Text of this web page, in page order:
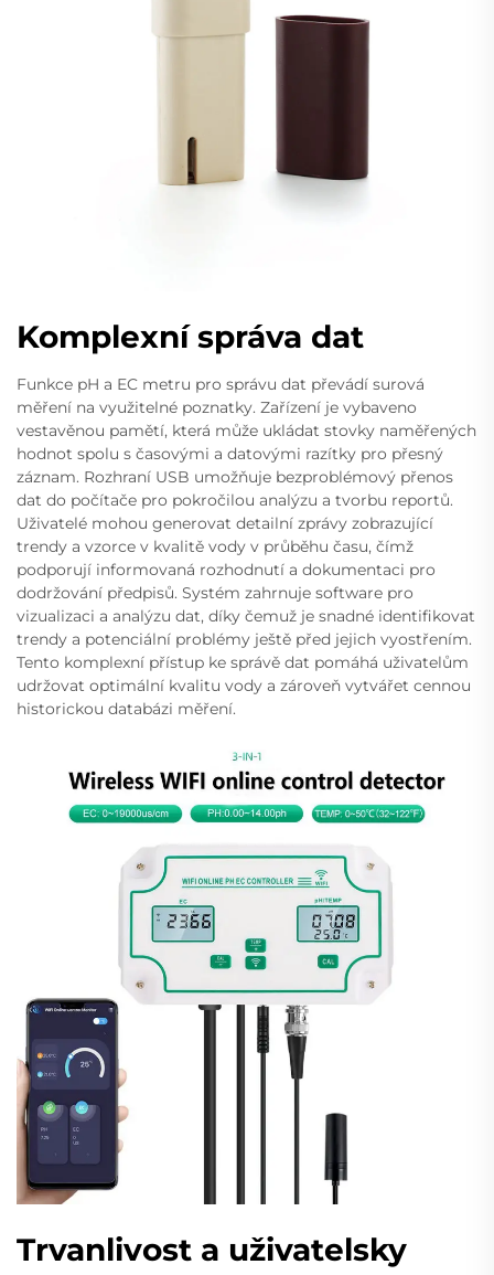
Komplexní správa dat
Funkce pH a EC metru pro správu dat převádí surová
měření na využitelné poznatky. Zařízení je vybaveno
vestavěnou pamětí, která může ukládat stovky naměřených
hodnot spolu s časovými a datovými razítky pro přesný
záznam. Rozhraní USB umožňuje bezproblémový přenos
dat do počítače pro pokročilou analýzu a tvorbu reportů.
Uživatelé mohou generovat detailní zprávy zobrazující
trendy a vzorce v kvalitě vody v průběhu času, čímž
podporují informovaná rozhodnutí a dokumentaci pro
dodržování předpisů. Systém zahrnuje software pro
vizualizaci a analýzu dat, díky čemuž je snadné identifikovat
trendy a potenciální problémy ještě před jejich vyostřením.
Tento komplexní přístup ke správě dat pomáhá uživatelům
udržovat optimální kvalitu vody a zároveň vytvářet cennou
historickou databázi měření.
Trvanlivost a uživatelsky